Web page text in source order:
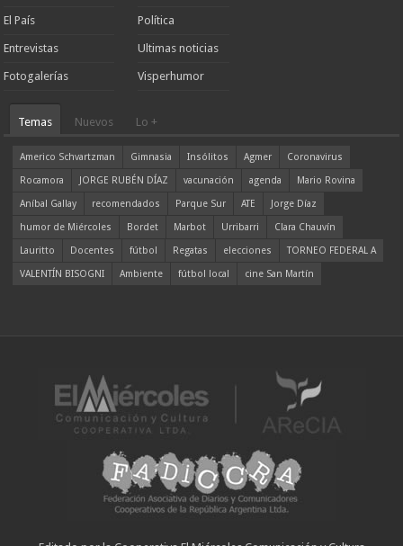
El País
Entrevistas
Fotogalerías
Política
Ultimas noticias
Visperhumor
Temas Nuevos Lo +
Americo Schvartzman Gimnasia Insólitos Agmer
Coronavirus
Rocamora
JORGE RUBÉN DÍAZ vacunación agenda
Mario Rovina
Aníbal Gallay
recomendados Parque Sur ATE
Jorge Díaz
humor de Miércoles
Bordet Marbot Urribarri
Clara Chauvín
Lauritto
Docentes fútbol Regatas elecciones
TORNEO FEDERAL A
VALENTÍN BISOGNI
Ambiente fútbol local cine San Martín